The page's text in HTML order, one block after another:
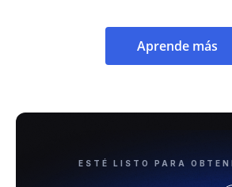
Aprende más
ESTÉ LISTO PARA